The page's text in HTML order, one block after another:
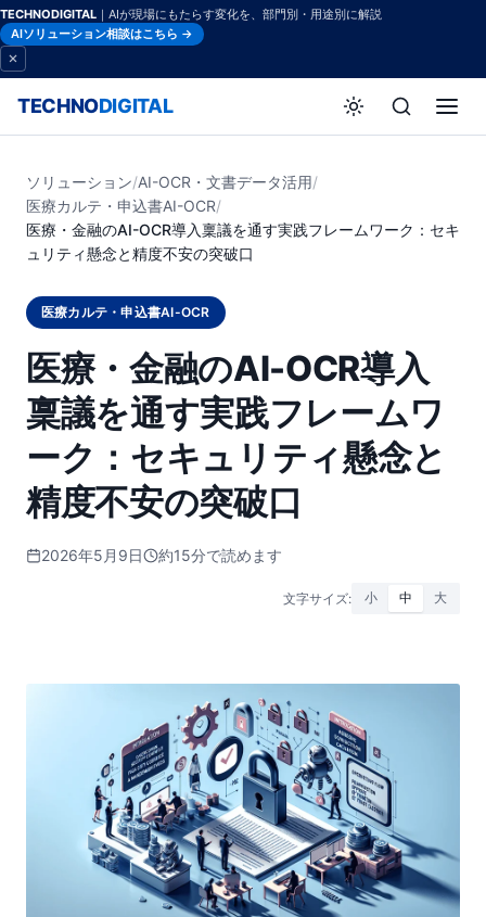
TECHNODIGITAL ｜AIが現場にもたらす変化を、部門別・用途別に解説
AIソリューション相談はこちら →
TECHNODIGITAL
ソリューション/AI-OCR・文書データ活用/
医療カルテ・申込書AI-OCR/
医療・金融のAI-OCR導入稟議を通す実践フレームワーク：セキ
ュリティ懸念と精度不安の突破口
医療カルテ・申込書AI-OCR
医療・金融のAI-OCR導入
稟議を通す実践フレームワ
ーク：セキュリティ懸念と
精度不安の突破口
2026年5月9日 約15分で読めます
文字サイズ: 小 中 大